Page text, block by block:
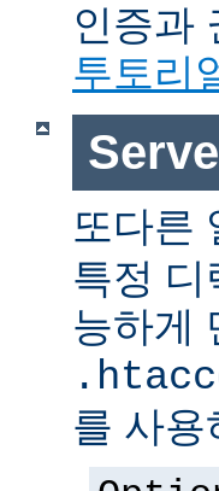
인증과
투토리
또다른
특정
능하게
를 사용